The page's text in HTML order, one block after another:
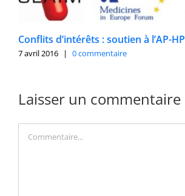
Conflits d’intérêts : soutien à l’AP-HP
7 avril 2016 | 0 commentaire
Laisser un commentaire